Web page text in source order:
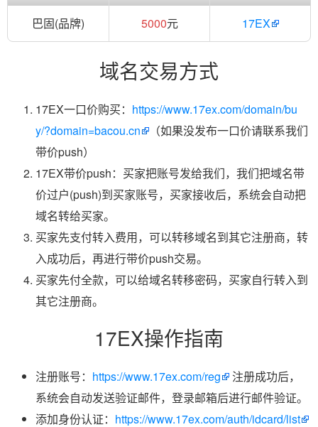
巴固(品牌)
5000元 17EX
域名交易方式
17EX一口价购买： https://www.17ex.com/domain/bu
y/?domain=bacou.cn
（如果没发布一口价请联系我们
带价push）
17EX带价push：买家把账号发给我们，我们把域名带
价过户(push)到买家账号，买家接收后，系统会自动把
域名转给买家。
买家先支付转入费用，可以转移域名到其它注册商，转
入成功后，再进行带价push交易。
买家先付全款，可以给域名转移密码，买家自行转入到
其它注册商。
17EX操作指南
注册账号： https://www.17ex.com/reg
注册成功后，
系统会自动发送验证邮件，登录邮箱后进行邮件验证。
添加身份认证： https://www.17ex.com/auth/idcard/list